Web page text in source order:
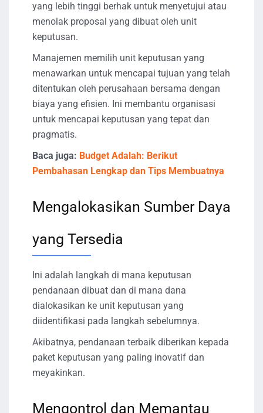
yang lebih tinggi berhak untuk menyetujui atau
menolak proposal yang dibuat oleh unit
keputusan.
Manajemen memilih unit keputusan yang
menawarkan untuk mencapai tujuan yang telah
ditentukan oleh perusahaan bersama dengan
biaya yang efisien. Ini membantu organisasi
untuk mencapai keputusan yang tepat dan
pragmatis.
Baca juga: Budget Adalah: Berikut
Pembahasan Lengkap dan Tips Membuatnya
Mengalokasikan Sumber Daya
yang Tersedia
Ini adalah langkah di mana keputusan
pendanaan dibuat dan di mana dana
dialokasikan ke unit keputusan yang
diidentifikasi pada langkah sebelumnya.
Akibatnya, pendanaan terbaik diberikan kepada
paket keputusan yang paling inovatif dan
meyakinkan.
Mengontrol dan Memantau